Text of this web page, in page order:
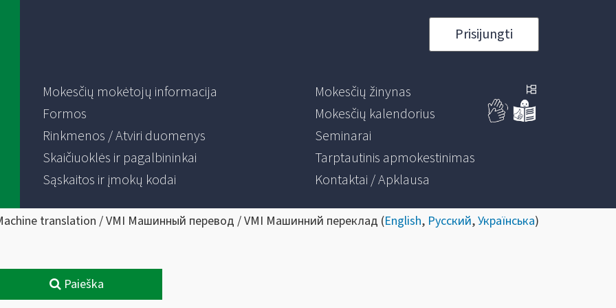
Prisijungti
Mokesčių mokėtojų informacija
Formos
Rinkmenos / Atviri duomenys
Skaičiuoklės ir pagalbininkai
Sąskaitos ir įmokų kodai
Mokesčių žinynas
Mokesčių kalendorius
Seminarai
Tarptautinis apmokestinimas
Kontaktai / Apklausa
translation / VMI Машинный перевод / VMI Машинний переклад (English, Русский,Українська)
Paieška